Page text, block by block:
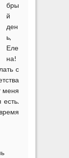
бры
й
ден
ь,
Еле
на!
с
меня
есть.